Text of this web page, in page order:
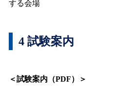
する会場
4 試験案内
＜試験案内（PDF）＞